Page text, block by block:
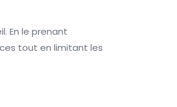
En le prenant
tout en limitant les